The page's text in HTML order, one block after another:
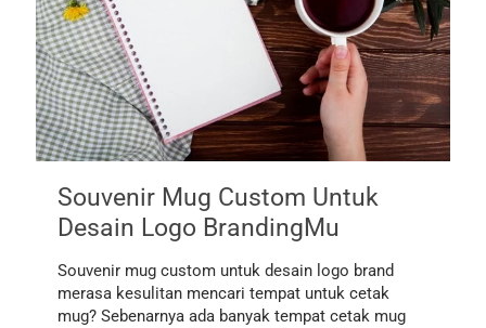
Souvenir Mug Custom Untuk
Desain Logo BrandingMu
Souvenir mug custom untuk desain logo brand
merasa kesulitan mencari tempat untuk cetak
mug? Sebenarnya ada banyak tempat cetak mug